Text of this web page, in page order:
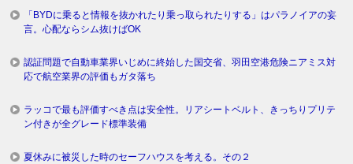
「BYDに乗ると情報を抜かれたり乗っ取られたりする」はパラノイアの妄
言。心配ならシム抜けばOK
認証問題で自動車業界いじめに終始した国交省、羽田空港危険ニアミス対
応で航空業界の評価もガタ落ち
ラッコで最も評価すべき点は安全性。リアシートベルト、きっちりプリテ
ン付きが全グレード標準装備
夏休みに被災した時のセーフハウスを考える。その２